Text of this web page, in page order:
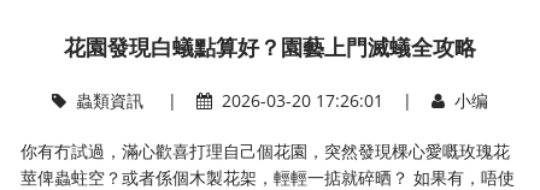
花園發現白蟻點算好？園藝上門滅蟻全攻略
蟲類資訊| 2026-03-20 17:26:01 | 小编
你有冇試過，滿心歡喜打理自己個花園，突然發現棵心愛嘅玫瑰花
莖俾蟲蛀空？或者係個木製花架，輕輕一掂就碎晒？ 如果有，唔使